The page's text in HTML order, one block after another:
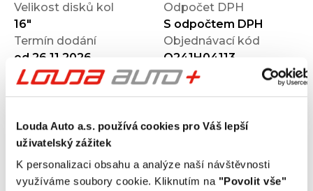
Louda Auto a.s. používá cookies pro Váš lepší
uživatelský zážitek
K personalizaci obsahu a analýze naší návštěvnosti
využíváme soubory cookie. Kliknutím na "Povolit vše"
Velikost disků kol
16"
Odpočet DPH
S odpočtem DPH
Termín dodání
od 26.11.2026
Objednávací kód
O241H04113